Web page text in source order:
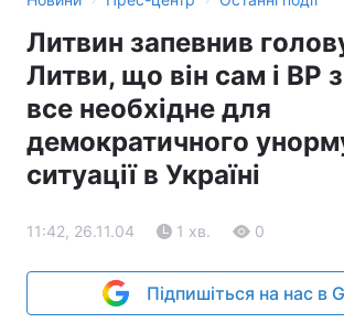
Литвин запевнив
Литви, що він сам і ВР
все необхідне для
демократичного
ситуації в Україні
11:42, 26.11.04 1 хв. 0
Підпишіться на нас в